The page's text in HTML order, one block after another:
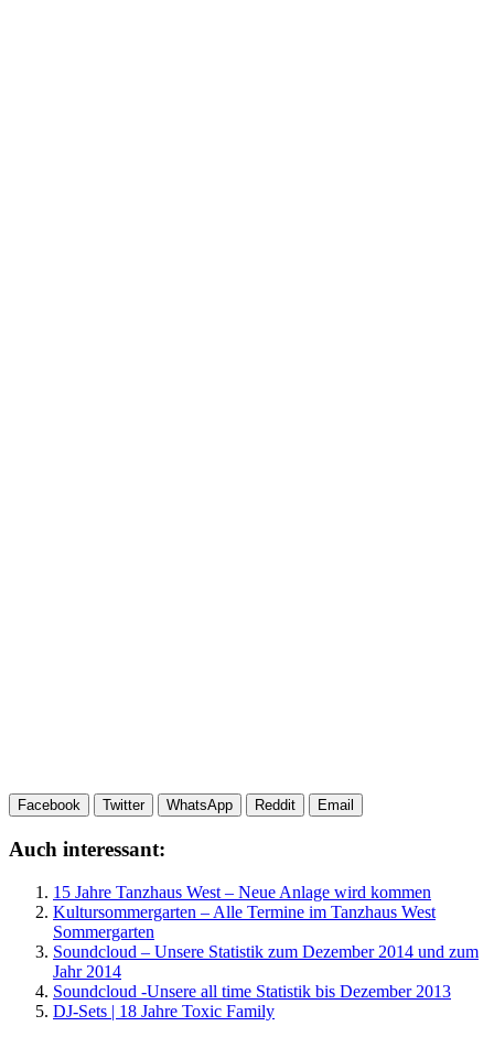
Facebook Twitter WhatsApp Reddit Email
Auch interessant:
15 Jahre Tanzhaus West – Neue Anlage wird kommen
Kultursommergarten – Alle Termine im Tanzhaus West
Sommergarten
Soundcloud – Unsere Statistik zum Dezember 2014 und zum
Jahr 2014
Soundcloud -Unsere all time Statistik bis Dezember 2013
DJ-Sets | 18 Jahre Toxic Family